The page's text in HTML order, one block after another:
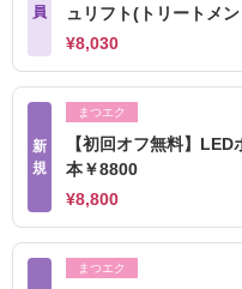
員
ュリフト(トリートメ
¥8,030
新
規
まつエク
【初回オフ無料】
本￥8800
¥8,800
まつエク